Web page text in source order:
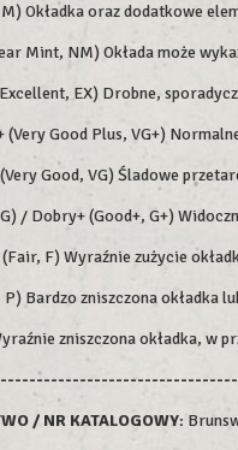
Okładka oraz dodatkowe
Mint, NM) Okłada może
EX) Drobne,
(Very Good Plus, VG+)
Good, VG) Śladowe
/ Dobry+ (Good+, G+)
F) Wyraźnie zużycie
Bardzo zniszczona okładka
zniszczona okładka, w
/ NR KATALOGOWY: